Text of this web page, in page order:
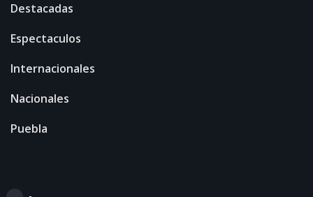
Destacadas
Espectaculos
Internacionales
Nacionales
Puebla